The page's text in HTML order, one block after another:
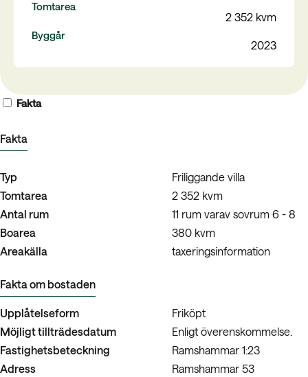
Tomtarea
2 352 kvm
Byggår
2023
Fakta
Fakta
Typ
Friliggande villa
Tomtarea
2 352 kvm
Antal rum
11 rum varav sovrum 6 - 8
Boarea
380 kvm
Areakälla
taxeringsinformation
Fakta om bostaden
Upplåtelseform
Friköpt
Möjligt tillträdesdatum
Enligt överenskommelse.
Fastighetsbeteckning
Ramshammar 1:23
Adress
Ramshammar 53